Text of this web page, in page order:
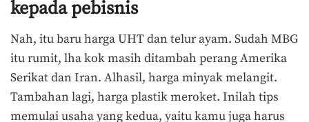
kepada pebisnis
Nah, itu baru harga UHT dan telur ayam. Sudah MBG
itu rumit, lha kok masih ditambah perang Amerika
Serikat dan Iran. Alhasil, harga minyak melangit.
Tambahan lagi, harga plastik meroket. Inilah tips
memulai usaha yang kedua, yaitu kamu juga harus